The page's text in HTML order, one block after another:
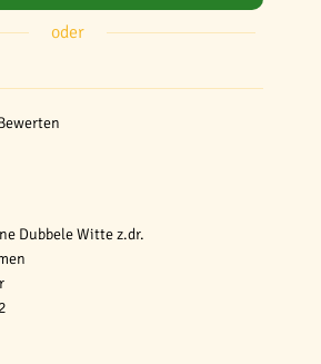
Dubbele Witte z.dr.
oder